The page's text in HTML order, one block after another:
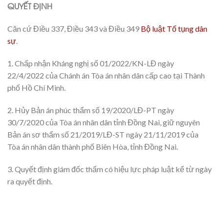
QUYẾT ĐỊNH
Căn cứĐiều 337, Điều 343 và Điều 349 Bộ luật Tố tụng dân
sự.
1. Chấp nhận Kháng nghị số 01/2022/KN-LĐ ngày
22/4/2022 của Chánh án Tòa án nhân dân cấp cao tại Thành
phố Hồ Chí Minh.
2. Hủy Bản án phúc thẩm số 19/2020/LĐ-PT ngày
30/7/2020 của Tòa án nhân dân tỉnh Đồng Nai, giữ nguyên
Bản án sơ thẩm số 21/2019/LĐ-ST ngày 21/11/2019 của
Tòa án nhân dân thành phố Biên Hòa, tỉnh Đồng Nai.
3. Quyết định giám đốc thẩm có hiệu lực pháp luật kể từ ngày
ra quyết định.